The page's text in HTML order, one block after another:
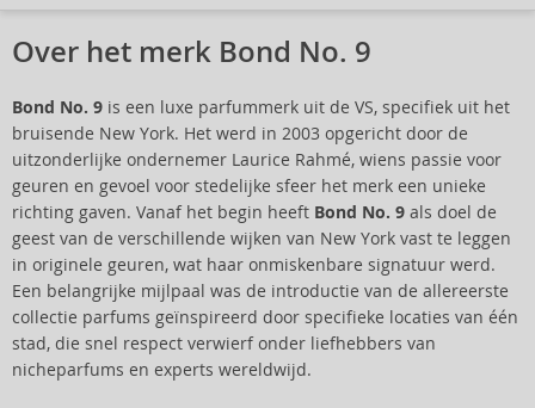
Over het merk Bond No. 9
Bond No. 9 is een luxe parfummerk uit de VS, specifiek uit het
bruisende New York. Het werd in 2003 opgericht door de
uitzonderlijke ondernemer Laurice Rahmé, wiens passie voor
geuren en gevoel voor stedelijke sfeer het merk een unieke
richting gaven. Vanaf het begin heeft Bond No. 9 als doel de
geest van de verschillende wijken van New York vast te leggen
in originele geuren, wat haar onmiskenbare signatuur werd.
Een belangrijke mijlpaal was de introductie van de allereerste
collectie parfums geïnspireerd door specifieke locaties van één
stad, die snel respect verwierf onder liefhebbers van
nicheparfums en experts wereldwijd.